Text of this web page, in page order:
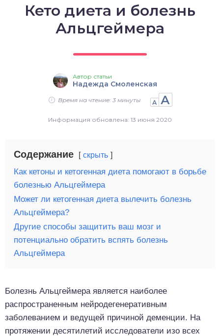
Кето диета и болезнь
Альцгеймера
Автор статьи
Надежда Смоленская
Время на чтение: 3 минуты А А
Информация обновлена: 13 июня 2020
Содержание скрыть
Как кетоны и кетогенная диета помогают в борьбе
болезнью Альцгеймера
Может ли кетогенная диета вылечить болезнь
Альцгеймера?
Другие способы защитить ваш мозг и
потенциально обратить вспять болезнь
Альцгеймера
Болезнь Альцгеймера является наиболее
распространенным нейродегенеративным
заболеванием и ведущей причиной деменции. На
протяжении десятилетий исследователи изо всех
выпечка